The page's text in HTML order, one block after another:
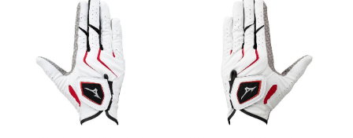
サポート
直営店一覧